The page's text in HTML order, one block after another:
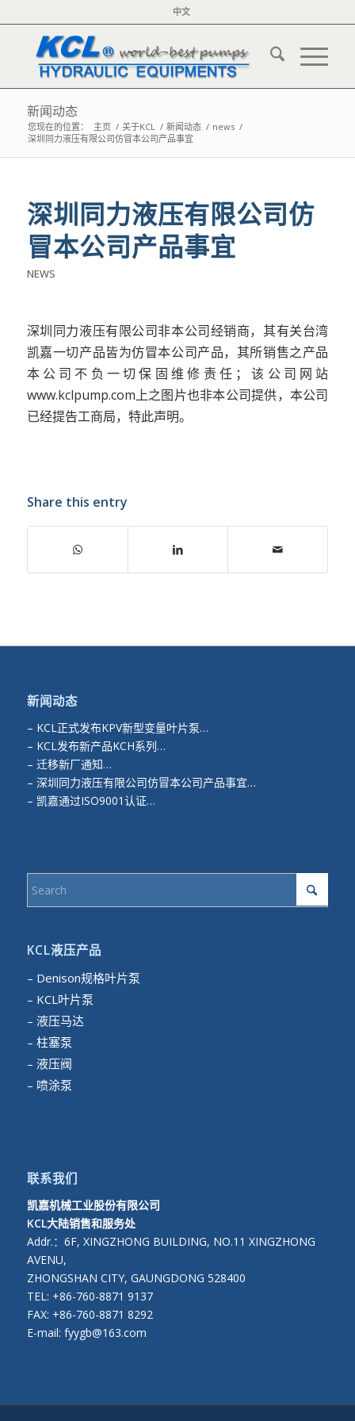
中文
新闻动态
您现在的位置： 主页 / 关于KCL / 新闻动态 / news /
深圳同力液压有限公司仿冒本公司产品事宜
深圳同力液压有限公司仿
冒本公司产品事宜
NEWS
深圳同力液压有限公司非本公司经销商，其有关台湾
凯嘉一切产品皆为仿冒本公司产品，其所销售之产品
本公司不负一切保固维修责任；该公司网站
www.kclpump.com上之图片也非本公司提供，本公司
已经提告工商局，特此声明。
Share this entry
新闻动态
– KCL正式发布KPV新型变量叶片泵…
– KCL发布新产品KCH系列…
– 迁移新厂通知…
– 深圳同力液压有限公司仿冒本公司产品事宜…
– 凯嘉通过ISO9001认证…
KCL液压产品
– Denison规格叶片泵
– KCL叶片泵
– 液压马达
– 柱塞泵
– 液压阀
– 喷涂泵
联系我们
凯嘉机械工业股份有限公司
KCL大陆销售和服务处
Addr.：6F, XINGZHONG BUILDING, NO.11 XINGZHONG
AVENU,
ZHONGSHAN CITY, GAUNGDONG 528400
TEL: +86-760-8871 9137
FAX: +86-760-8871 8292
E-mail: fyygb@163.com